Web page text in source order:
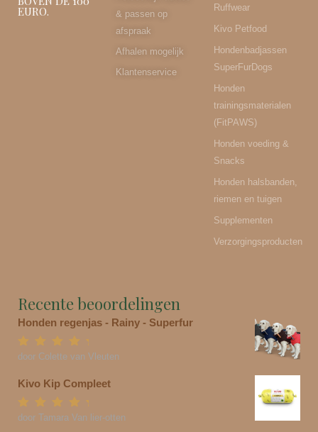
EURO.
& passen op
afspraak
Afhalen mogelijk
Klantenservice
Ruffwear
Kivo Petfood
Hondenbadjassen
SuperFurDogs
Honden
trainingsmaterialen
(FitPAWS)
Honden voeding &
Snacks
Honden halsbanden,
riemen en tuigen
Supplementen
Verzorgingsproducten
Recente beoordelingen
Honden regenjas - Rainy - Superfur
Gewaardeerd5
door Colette van Vleuten
Kivo Kip Compleet
Gewaardeerd5
door Tamara Van lier-otten